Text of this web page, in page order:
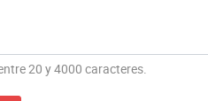
20 y 4000 caracteres.